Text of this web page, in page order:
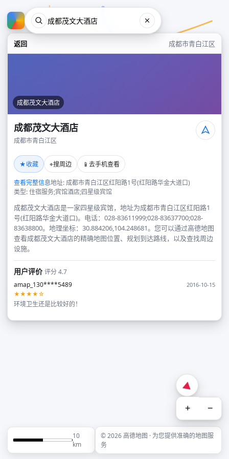
返回 成都市青白江区
成都茂文大酒店
成都茂文大酒店
成都市青白江区
★收藏 ⌖搜周边 📱 去手机查看
查看完整信息地址: 成都市青白江区红阳路1号(红阳路华金大道口)
类型: 住宿服务;宾馆酒店;四星级宾馆
成都茂文大酒店是一家四星级宾馆，地址为成都市青白江区红阳路1
号(红阳路华金大道口)。电话：028-83611999;028-83637700;028-
83638800。地理坐标：30.884206,104.248681。您可以通过高德地图
查看成都茂文大酒店的精确地图位置、规划到达路线，以及查找周边
设施。
用户评价评分 4.7
amap_130****5489
2016-10-15
★★★★☆
环境卫生还是比较好的！
+ −
10
km
© 2026 高德地图 · 为您提供准确的地图服
务